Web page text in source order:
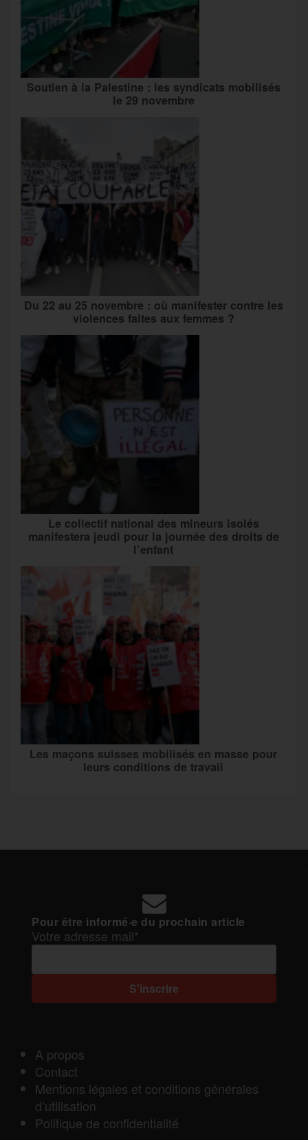
Soutien à la Palestine : les syndicats mobilisés
le 29 novembre
Du 22 au 25 novembre : où manifester contre les
violences faites aux femmes ?
Le collectif national des mineurs isolés
manifestera jeudi pour la journée des droits de
l’enfant
Les maçons suisses mobilisés en masse pour
leurs conditions de travail
Pour être informé·e du prochain article
Votre adresse mail*
A propos
Contact
Mentions légales et conditions générales
d’utilisation
Politique de confidentialité